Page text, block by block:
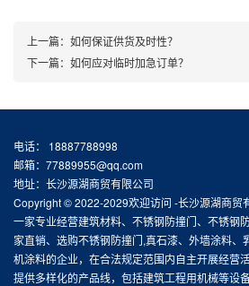
上一篇： 如何保证供货及时性？
下一篇： 如何应对临时加急订单？
电话： 18887788998
邮箱：77889955@qq.com
地址：长沙源湖商贸有限公司
Copyright © 2022-2029欢迎访问 -长沙源湖商贸
一家专业经营建筑材料、不锈钢防撞门、不锈钢
家直销、选购不锈钢防撞门,真石漆、外墙涂料、
机涂料的企业，在合法规定范围内自主开展经营
提供多样化的产品线，包括建筑工程用机械等设